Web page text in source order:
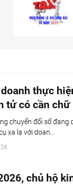
thực
tử có cần chữ
chuyển đổi số đang
xa lạ với doan…
chủ hộ